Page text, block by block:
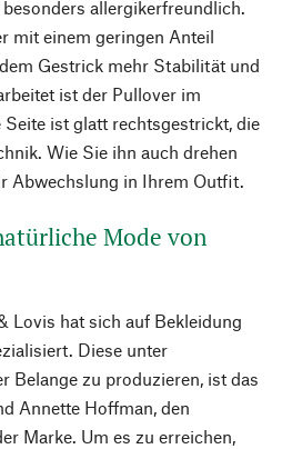
allergikerfreundlich.
mit einem geringen Anteil
Gestrick mehr Stabilität und
ist der Pullover im
ist glatt rechtsgestrickt, die
Wie Sie ihn auch drehen
Abwechslung in Ihrem Outfit.
Mode von
Lovis hat sich auf Bekleidung
Diese unter
Belange zu produzieren, ist das
Annette Hoffman, den
Marke. Um es zu erreichen,